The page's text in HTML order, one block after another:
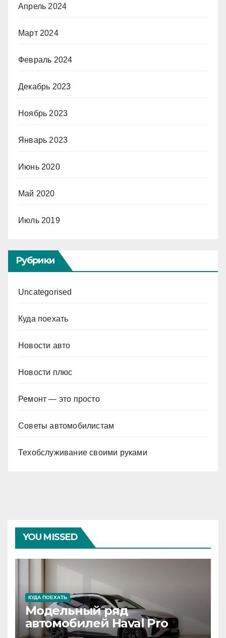
Апрель 2024
Март 2024
Февраль 2024
Декабрь 2023
Ноябрь 2023
Январь 2023
Июнь 2020
Май 2020
Июль 2019
Рубрики
Uncategorised
Куда поехать
Новости авто
Новости плюс
Ремонт — это просто
Советы автомобилистам
Техобслуживание своими руками
YOU MISSED
КУДА ПОЕХАТЬ
Модельный ряд
автомобилей Haval Pro